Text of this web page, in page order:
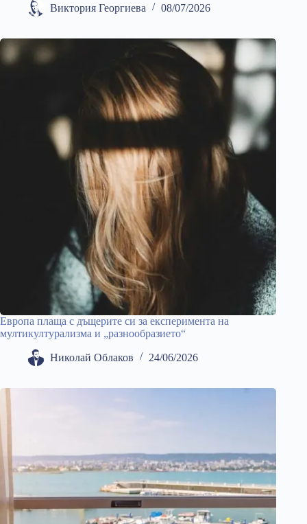
Виктория Георгиева 08/07/2026
Европа плаща с дъщерите си за експеримента на
мултикултурализма и „разнообразието“
Николай Облаков 24/06/2026